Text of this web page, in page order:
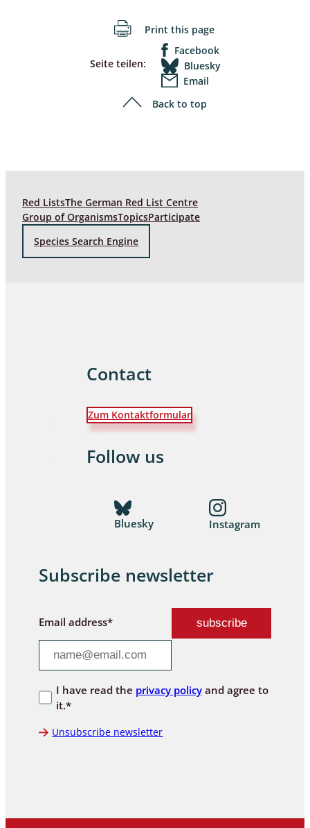
Print this page
Seite teilen:
Facebook
Bluesky
Email
Back to top
Red ListsThe German Red List Centre
Group of OrganismsTopicsParticipate
Species Search Engine
Contact
Zum Kontaktformular
Follow us
Bluesky Instagram
Subscribe newsletter
Email address*
I have read the privacy policyand agree to
it.*
Unsubscribe newsletter